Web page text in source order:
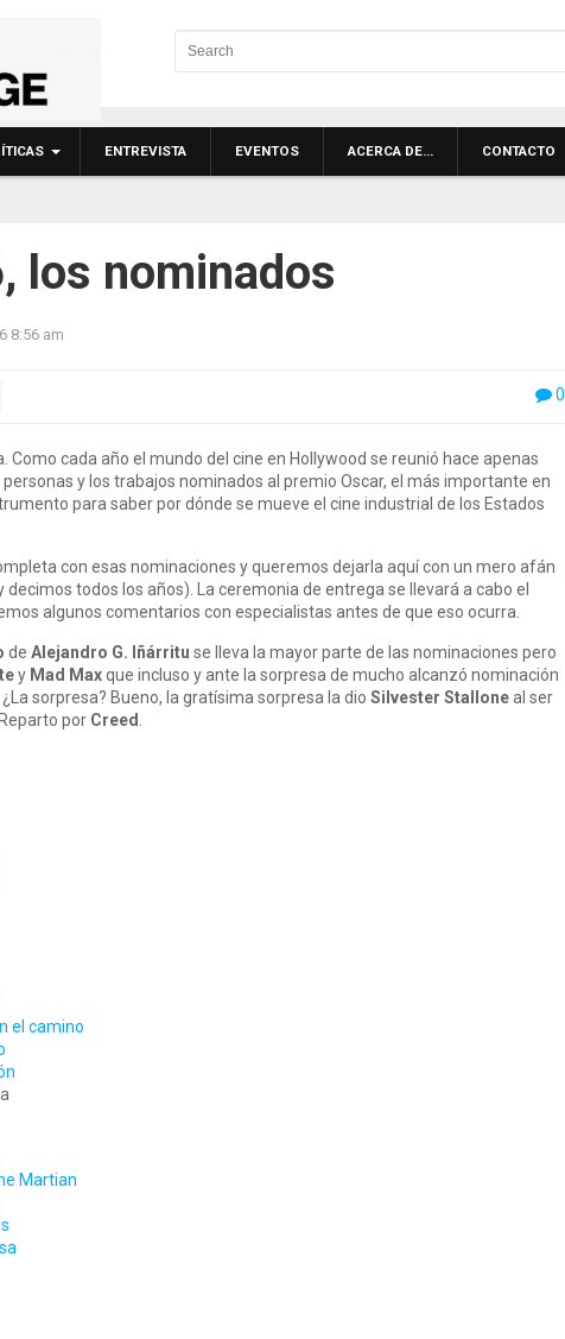
ENTREVISTA EVENTOS ACERCA DE… CONTACTO
los nominados
8:56 am
0
Como cada año el mundo del cine en Hollywood se reunió hace apenas
y los trabajos nominados al premio Oscar, el más importante en
para saber por dónde se mueve el cine industrial de los Estados
con esas nominaciones y queremos dejarla aquí con un mero afán
todos los años). La ceremonia de entrega se llevará a cabo el
algunos comentarios con especialistas antes de que eso ocurra.
de Alejandro G. Iñárritu se lleva la mayor parte de las nominaciones pero
y Mad Maxque incluso y ante la sorpresa de mucho alcanzó nominación
sorpresa? Bueno, la gratísima sorpresa la dio Silvester Stalloneal ser
por Creed
el camino
Martian